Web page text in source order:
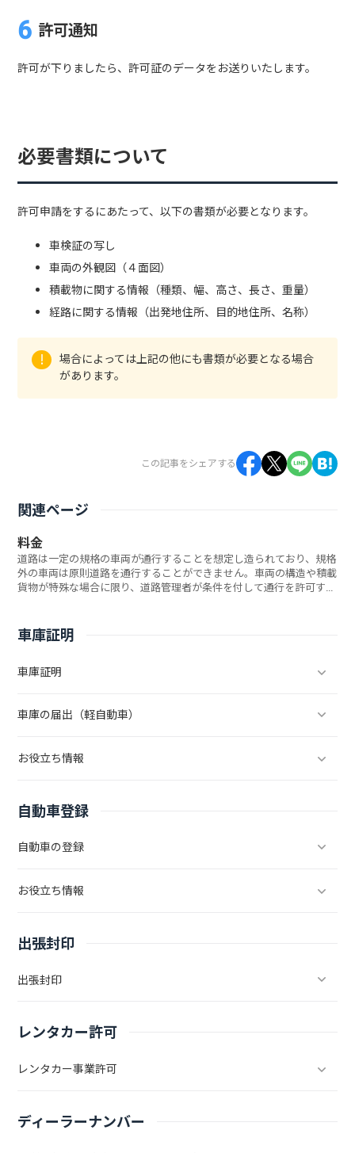
許可通知
許可が下りましたら、許可証のデータをお送りいたします。
必要書類について
許可申請をするにあたって、以下の書類が必要となります。
車検証の写し
車両の外観図（４面図）
積載物に関する情報（種類、幅、高さ、長さ、重量）
経路に関する情報（出発地住所、目的地住所、名称）
場合によっては上記の他にも書類が必要となる場合
があります。
この記事をシェアする
関連ページ
料金
道路は一定の規格の車両が通行することを想定し造られており、規格
外の車両は原則道路を通行することができません。車両の構造や積載
貨物が特殊な場合に限り、道路管理者が条件を付して通行を許可する
では弊所にご依頼頂いた場合の料金のご案内をいたします。
車庫証明
車庫証明
車庫の届出（軽自動車）
お役立ち情報
自動車登録
自動車の登録
お役立ち情報
出張封印
出張封印
レンタカー許可
レンタカー事業許可
ディーラーナンバー